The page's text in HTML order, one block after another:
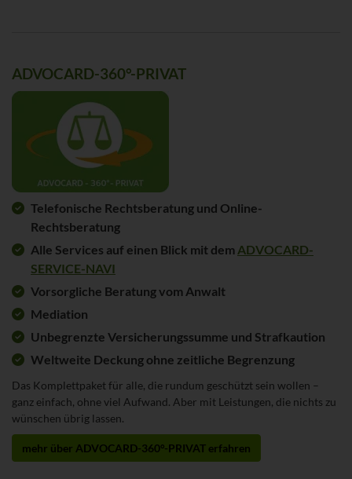
ADVOCARD-360°-PRIVAT
Telefonische Rechtsberatung und Online-
Rechtsberatung
Alle Services auf einen Blick mit dem ADVOCARD-
SERVICE-NAVI
Vorsorgliche Beratung vom Anwalt
Mediation
Unbegrenzte Versicherungssumme und Strafkaution
Weltweite Deckung ohne zeitliche Begrenzung
Das Komplettpaket für alle, die rundum geschützt sein wollen –
ganz einfach, ohne viel Aufwand. Aber mit Leistungen, die nichts zu
wünschen übrig lassen.
mehr über ADVOCARD-360°-PRIVAT erfahren